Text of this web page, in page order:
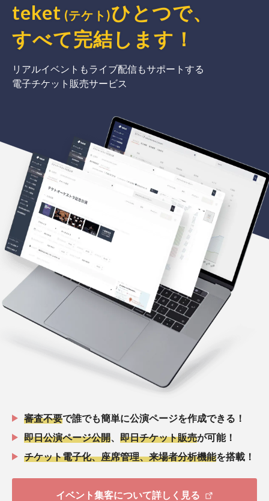
teket (テケト)ひとつで、
すべて完結 します ！
リアルイベントもライブ配信もサポートする
電子チケット販売サービス
審査不要で誰でも簡単に公演ページを作成できる！
即日公演ページ公開
即日チケット販売が可能！
チケット電子化、座席管理、来場者分析機能を搭載！
イベント集客について詳しく見る